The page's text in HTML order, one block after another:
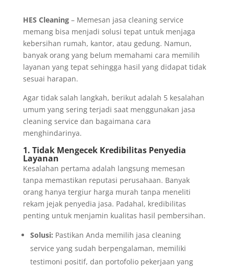
HES Cleaning– Memesan jasa cleaning service
memang bisa menjadi solusi tepat untuk menjaga
kebersihan rumah, kantor, atau gedung. Namun,
banyak orang yang belum memahami cara memilih
layanan yang tepat sehingga hasil yang didapat tidak
sesuai harapan.
Agar tidak salah langkah, berikut adalah 5 kesalahan
umum yang sering terjadi saat menggunakan jasa
cleaning service dan bagaimana cara
menghindarinya.
1. Tidak Mengecek Kredibilitas Penyedia
Layanan
Kesalahan pertama adalah langsung memesan
tanpa memastikan reputasi perusahaan. Banyak
orang hanya tergiur harga murah tanpa meneliti
rekam jejak penyedia jasa. Padahal, kredibilitas
penting untuk menjamin kualitas hasil pembersihan.
Solusi: Pastikan Anda memilih jasa cleaning
service yang sudah berpengalaman, memiliki
testimoni positif, dan portofolio pekerjaan yang